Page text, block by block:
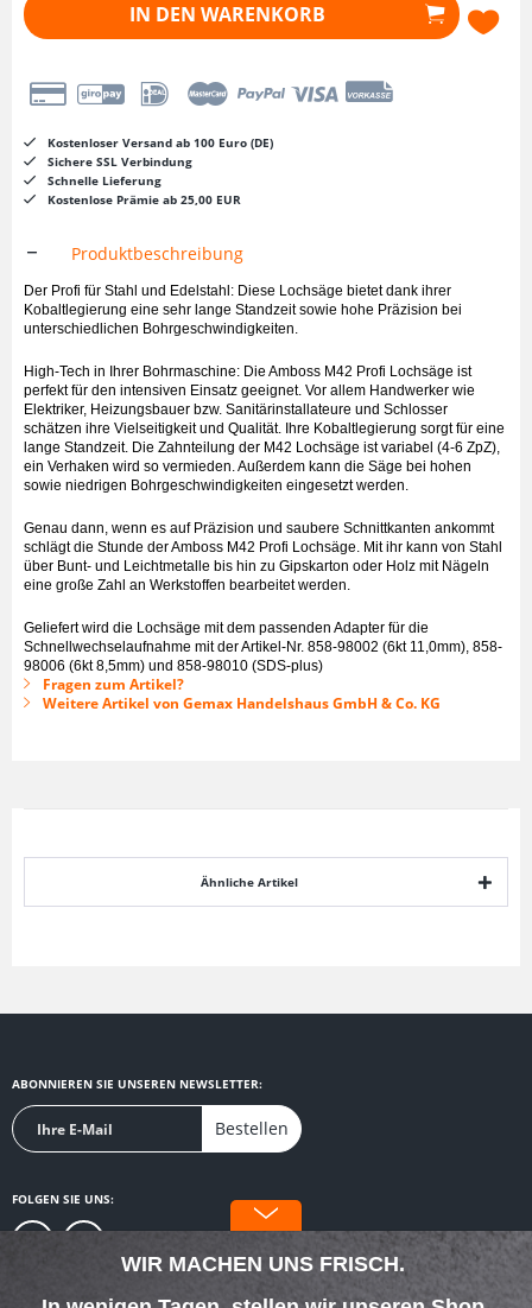
IN DEN WARENKORB
Kostenloser Versand ab 100 Euro (DE)
Sichere SSL Verbindung
Schnelle Lieferung
Kostenlose Prämie ab 25,00 EUR
Produktbeschreibung
Der Profi für Stahl und Edelstahl: Diese Lochsäge bietet dank ihrer
Kobaltlegierung eine sehr lange Standzeit sowie hohe Präzision bei
unterschiedlichen Bohrgeschwindigkeiten.
High-Tech in Ihrer Bohrmaschine: Die Amboss M42 Profi Lochsäge ist
perfekt für den intensiven Einsatz geeignet. Vor allem Handwerker wie
Elektriker, Heizungsbauer bzw. Sanitärinstallateure und Schlosser
schätzen ihre Vielseitigkeit und Qualität. Ihre Kobaltlegierung sorgt für eine
lange Standzeit. Die Zahnteilung der M42 Lochsäge ist variabel (4-6 ZpZ),
ein Verhaken wird so vermieden. Außerdem kann die Säge bei hohen
sowie niedrigen Bohrgeschwindigkeiten eingesetzt werden.
Genau dann, wenn es auf Präzision und saubere Schnittkanten ankommt
schlägt die Stunde der Amboss M42 Profi Lochsäge. Mit ihr kann von Stahl
über Bunt- und Leichtmetalle bis hin zu Gipskarton oder Holz mit Nägeln
eine große Zahl an Werkstoffen bearbeitet werden.
Geliefert wird die Lochsäge mit dem passenden Adapter für die
Schnellwechselaufnahme mit der Artikel-Nr. 858-98002 (6kt 11,0mm), 858-
98006 (6kt 8,5mm) und 858-98010 (SDS-plus)
Fragen zum Artikel?
Weitere Artikel von Gemax Handelshaus GmbH & Co. KG
Ähnliche Artikel
ABONNIEREN SIE UNSEREN NEWSLETTER:
Bestellen
FOLGEN SIE UNS:
WIR MACHEN UNS FRISCH.